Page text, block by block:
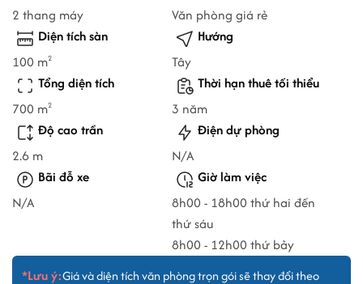
2 thang máy
Văn phòng giá rẻ
Diện tích sàn
100 m2
Hướng
Tây
Tổng diện tích
700 m2
Thời hạn thuê tối thiểu
3 năm
Độ cao trần
2.6 m
Điện dự phòng
N/A
Bãi đỗ xe
N/A
Giờ làm việc
8h00 - 18h00 thứ hai đến
thứ sáu
8h00 - 12h00 thứ bảy
*Lưu ý:Giá và diện tích văn phòng trọn gói sẽ thay đổi theo